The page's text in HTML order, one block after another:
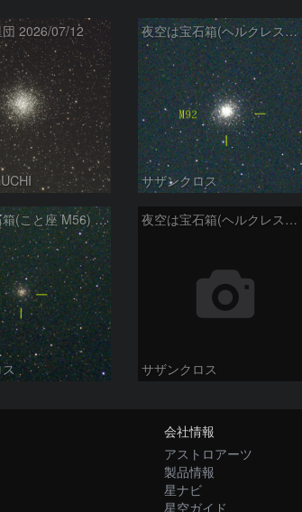
2026/07/12 夜空は宝石箱(ヘルクレス座 M92) Seestar50
サザンクロス
夜空は宝石箱(こと座 M56) Seestar50 夜空は宝石箱(ヘルクレス座 M13) Seestar50
サザンクロス
会社情報
アストロアーツ
製品情報
星ナビ
星空ガイド